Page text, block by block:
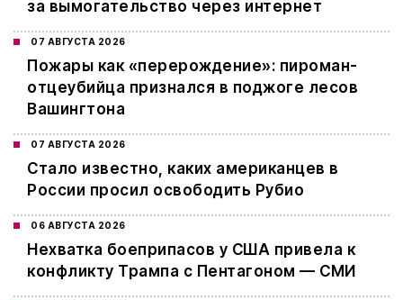
за вымогательство через интернет
07 АВГУСТА 2026
Пожары как «перерождение»: пироман-
отцеубийца признался в поджоге лесов
Вашингтона
07 АВГУСТА 2026
Стало известно, каких американцев в
России просил освободить Рубио
06 АВГУСТА 2026
Нехватка боеприпасов у США привела к
конфликту Трампа с Пентагоном — СМИ